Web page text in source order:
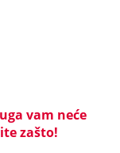
vam neće
zašto!